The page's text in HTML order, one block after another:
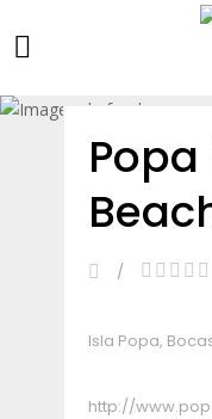
Isla Popa,
http://